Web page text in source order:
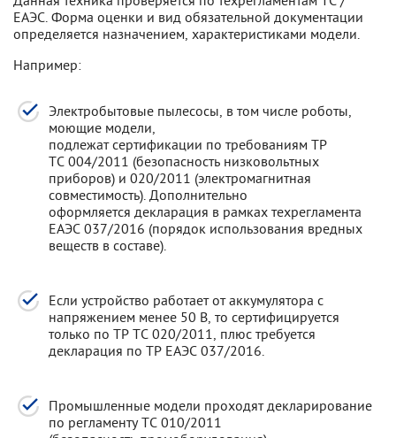
ЕАЭС. Форма оценки и вид обязательной документации
определяется назначением, характеристиками модели.
Например:
Электробытовые пылесосы, в том числе роботы,
моющие модели,
подлежат сертификации по требованиям ТР
ТС 004/2011 (безопасность низковольтных
приборов) и 020/2011 (электромагнитная
совместимость). Дополнительно
оформляется декларация в рамках техрегламента
ЕАЭС 037/2016 (порядок использования вредных
веществ в составе).
Если устройство работает от аккумулятора с
напряжением менее 50 В, то сертифицируется
только по ТР ТС 020/2011, плюс требуется
декларация по ТР ЕАЭС 037/2016.
Промышленные модели проходят декларирование
по регламенту ТС 010/2011